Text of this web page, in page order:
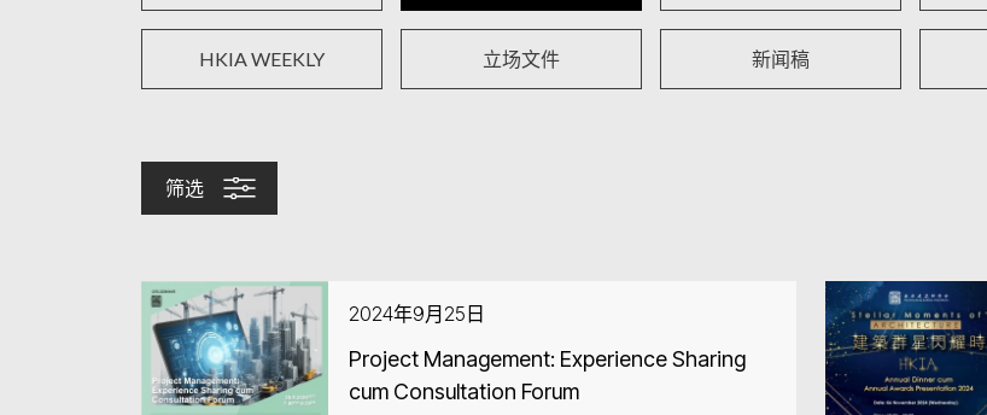
HKIA WEEKLY 立场文件 新闻稿
筛选
2024年9月25日
Project Management: Experience Sharing
cum Consultation Forum